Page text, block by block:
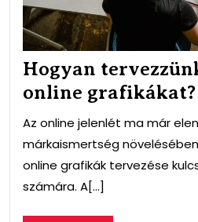
Hogyan
online grafikákat?
Az online jelenlét ma már
márkaismertség
online grafikák tervezése
számára. A[...]